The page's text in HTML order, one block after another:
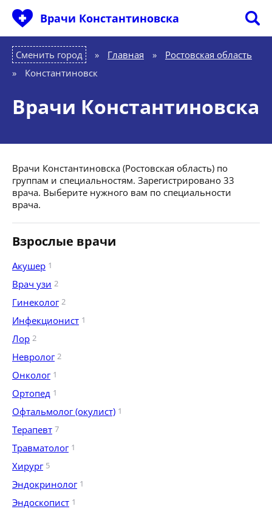
Врачи Константиновска
Сменить город Главная »
Ростовская область
»
Константиновск
Врачи Константиновска
Врачи Константиновска (Ростовская область) по
группам и специальностям. Зарегистрировано 33
врача. Выберите нужного вам по специальности
врача.
Взрослые врачи
Акушер 1
Врач узи 2
Гинеколог 2
Инфекционист 1
Лор 2
Невролог 2
Онколог 1
Ортопед 1
Офтальмолог (окулист) 1
Терапевт 7
Травматолог 1
Хирург 5
Эндокринолог 1
Эндоскопист 1